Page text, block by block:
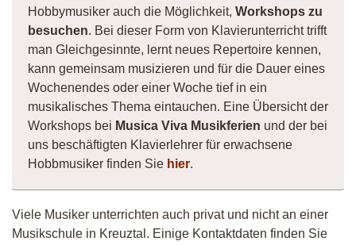
Hobbymusiker auch die Möglichkeit, Workshops zu
besuchen. Bei dieser Form von Klavierunterricht trifft
man Gleichgesinnte, lernt neues Repertoire kennen,
kann gemeinsam musizieren und für die Dauer eines
Wochenendes oder einer Woche tief in ein
musikalisches Thema eintauchen. Eine Übersicht der
Workshops bei Musica Viva Musikferien und der bei
uns beschäftigten Klavierlehrer für erwachsene
Hobbmusiker finden Sie hier.
Viele Musiker unterrichten auch privat und nicht an einer
Musikschule in Kreuztal. Einige Kontaktdaten finden Sie